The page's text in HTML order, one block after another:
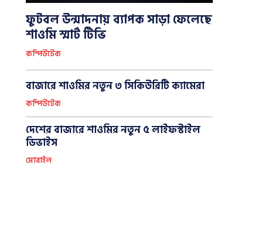
ফুটবল উন্মাদনায় ব্যাপক সাড়া ফেলেছে
শাওমি স্মার্ট টিভি
কম্পিউটেক
বাজারে শাওমির নতুন ৩ সিকিউরিটি ক্যামেরা
কম্পিউটেক
দেশের বাজারে শাওমির নতুন ৫ লাইফস্টাইল
ডিভাইস
মোবাইল